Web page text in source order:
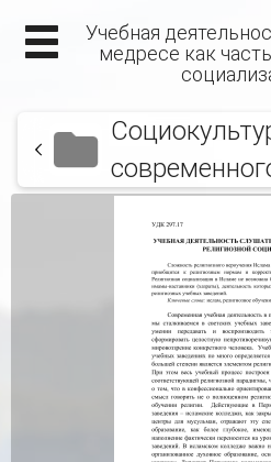
Учебная
медресе как